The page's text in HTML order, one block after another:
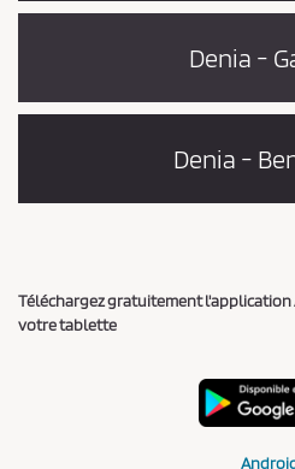
Denia -
Denia -
Téléchargez gratuitement
votre tablette